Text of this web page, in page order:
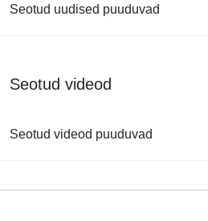
Seotud uudised puuduvad
Seotud videod
Seotud videod puuduvad